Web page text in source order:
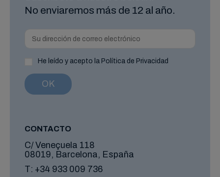
No enviaremos más de 12 al año.
He leído y acepto la Política de Privacidad
CONTACTO
C/ Veneçuela 118
08019, Barcelona, España
T: +34 933 009 736